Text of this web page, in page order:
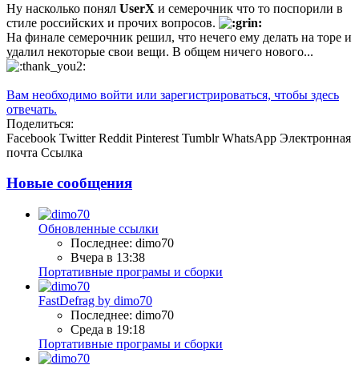
Ну насколько понял UserX и семерочник что то поспорили в
стиле российских и прочих вопросов.
На финале семерочник решил, что нечего ему делать на торе и
удалил некоторые свои вещи. В общем ничего нового...
Вам необходимо войти или зарегистрироваться, чтобы здесь
отвечать.
Поделиться:
Facebook Twitter Reddit Pinterest Tumblr WhatsApp Электронная
почта Ссылка
Новые сообщения
Обновленные ссылки
Последнее: dimo70
Вчера в 13:38
Портативные програмы и сборки
FastDefrag by dimo70
Последнее: dimo70
Среда в 19:18
Портативные програмы и сборки